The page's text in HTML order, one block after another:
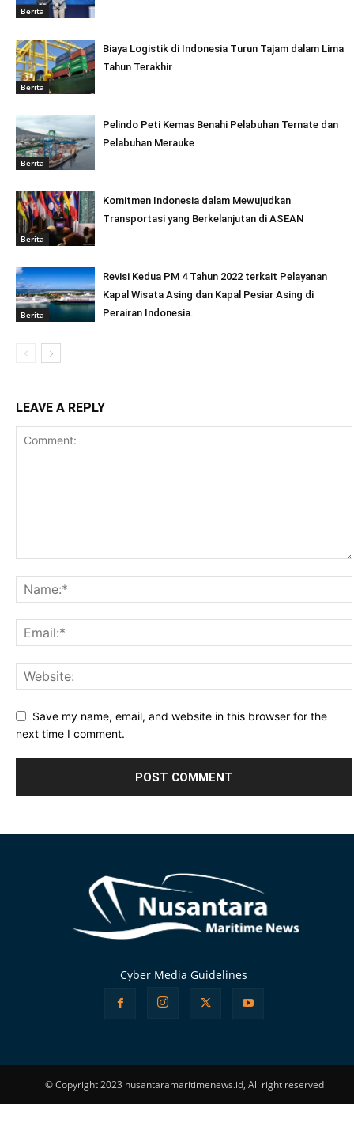
Berita
Berita
Biaya Logistik di Indonesia Turun Tajam dalam Lima
Tahun Terakhir
Berita
Pelindo Peti Kemas Benahi Pelabuhan Ternate dan
Pelabuhan Merauke
Berita
Komitmen Indonesia dalam Mewujudkan
Transportasi yang Berkelanjutan di ASEAN
Berita
Revisi Kedua PM 4 Tahun 2022 terkait Pelayanan
Kapal Wisata Asing dan Kapal Pesiar Asing di
Perairan Indonesia.
LEAVE A REPLY
Save my name, email, and website in this browser for the
next time I comment.
Cyber Media Guidelines
© Copyright 2023 nusantaramaritimenews.id, All right reserved